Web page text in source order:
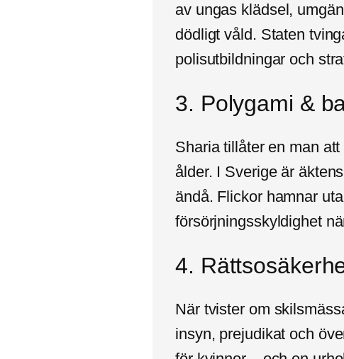
av ungas klädsel,
dödligt våld. Staten
polisutbildningar och
3. Polygami &
Sharia tillåter en man
ålder. I Sverige är
ändå. Flickor hamnar
försörjningsskyldighet
4.
När tvister om
insyn, prejudikat och